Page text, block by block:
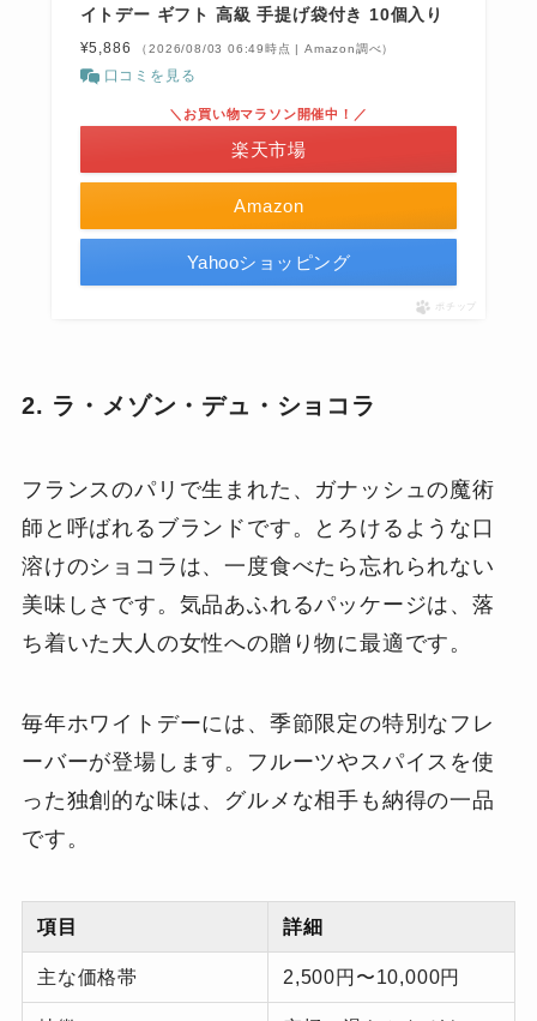
イトデー ギフト 高級 手提げ袋付き 10個入り
¥5,886 （2026/08/03 06:49時点 | Amazon調べ）
口コミを見る
Amazon
＼お買い物マラソン開催中！／
楽天市場
Yahooショッピング
ポチップ
2. ラ・メゾン・デュ・ショコラ
フランスのパリで生まれた、ガナッシュの魔術
師と呼ばれるブランドです。とろけるような口
溶けのショコラは、一度食べたら忘れられない
美味しさです。気品あふれるパッケージは、落
ち着いた大人の女性への贈り物に最適です。
毎年ホワイトデーには、季節限定の特別なフレ
ーバーが登場します。フルーツやスパイスを使
った独創的な味は、グルメな相手も納得の一品
です。
項目 詳細
主な価格帯 2,500円〜10,000円